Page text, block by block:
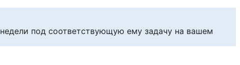
под соответствующую ему задачу на вашем